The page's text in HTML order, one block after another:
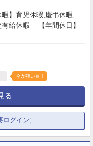
】育児休暇,慶弔休暇,
有給休暇 【年間休日】
今が狙い目！
る
グイン）